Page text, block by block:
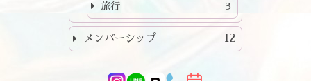
旅行 3
メンバーシップ 12